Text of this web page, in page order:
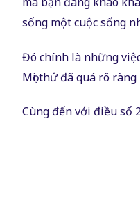
sống một cuộc sống
Đó chính là những
Mọi thứ đã quá rõ
Cùng đến với điều số